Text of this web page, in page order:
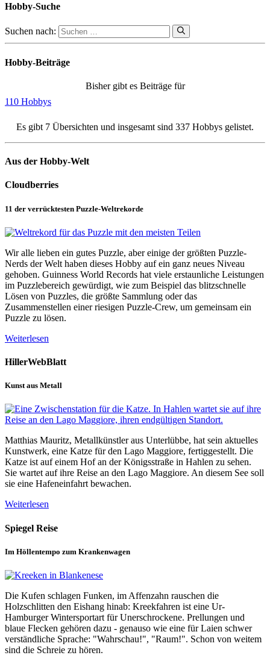
Hobby-Suche
Suchen nach:
Hobby-Beiträge
Bisher gibt es Beiträge für
110 Hobbys
Es gibt 7 Übersichten und insgesamt sind 337 Hobbys gelistet.
Aus der Hobby-Welt
Cloudberries
11 der verrücktesten Puzzle-Weltrekorde
Wir alle lieben ein gutes Puzzle, aber einige der größten Puzzle-
Nerds der Welt haben dieses Hobby auf ein ganz neues Niveau
gehoben. Guinness World Records hat viele erstaunliche Leistungen
im Puzzlebereich gewürdigt, wie zum Beispiel das blitzschnelle
Lösen von Puzzles, die größte Sammlung oder das
Zusammenstellen einer riesigen Puzzle-Crew, um gemeinsam ein
Puzzle zu lösen.
Weiterlesen
HillerWebBlatt
Kunst aus Metall
Matthias Mauritz, Metallkünstler aus Unterlübbe, hat sein aktuelles
Kunstwerk, eine Katze für den Lago Maggiore, fertiggestellt. Die
Katze ist auf einem Hof an der Königsstraße in Hahlen zu sehen.
Sie wartet auf ihre Reise an den Lago Maggiore. An diesem See soll
sie eine Hafeneinfahrt bewachen.
Weiterlesen
Spiegel Reise
Im Höllentempo zum Krankenwagen
Die Kufen schlagen Funken, im Affenzahn rauschen die
Holzschlitten den Eishang hinab: Kreekfahren ist eine Ur-
Hamburger Wintersportart für Unerschrockene. Prellungen und
blaue Flecken gehören dazu - genauso wie eine für Laien schwer
verständliche Sprache: "Wahrschau!", "Raum!". Schon von weitem
sind die Schreie zu hören.